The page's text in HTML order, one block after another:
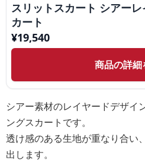
スリットスカート シアー
カート
¥19,540
商品の詳細
シアー素材のレイヤードデザイ
ングスカートです。
透け感のある生地が重なり合い
出します。